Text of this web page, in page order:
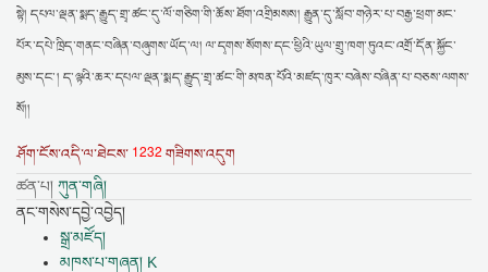
སྟེ། དཔལ་ལྡན་སྨད་རྒྱུད་གྲྭ་ཚང་དུ་ལོ་གཅིག་གི་ཆོས་ཐོག་འགྲིམསས། རྒྱུན་དུ་སློབ་གཉེར་པ་བརྒྱ་ཕྲག་མང་
པོར་དཔེ་ཁྲིད་གནང་བཞིན་བཞུགས་ཡོད་ལ། ལ་དྭགས་སོགས་དང་ཕྱིའི་ཡུལ་གྲུ་ཁག་ཏུའང་འགྲོ་དོན་སྐྱོང་
མུས་དང་། ད་ལྟའི་ཆར་དཔལ་ལྡན་སྨད་རྒྱུད་གྲྭ་ཚང་གི་མཁན་པོའི་མཛད་ཁུར་བཞེས་བཞིན་པ་བཅས་ལགས་
སོ།།
ཤོག་ངོས་འདི་ལ་ཐེངས་ 1232 གཟིགས་འདུག
ཚན་པ། ཀུན་གཞི།
ནང་གསེས་དབྱེ་འབྱེད།
སྒྲ་མཛོད།
མཁས་པ་གཞན། K